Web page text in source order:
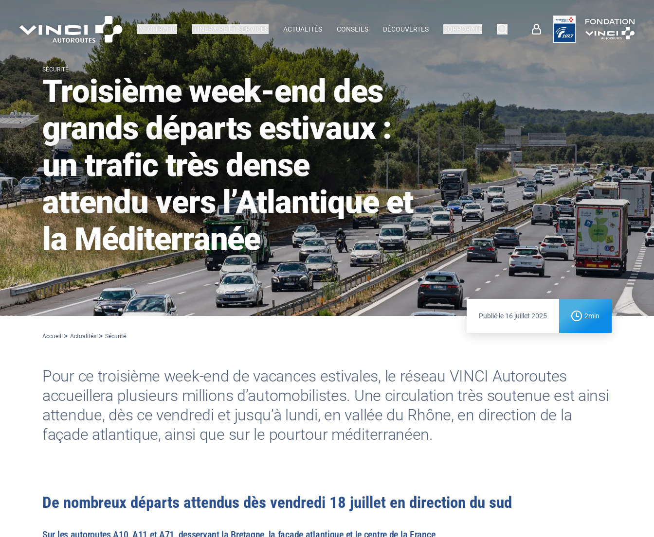
INFO TRAFIC ITINÉRAIRE ET SERVICES ACTUALITÉS CONSEILS DÉCOUVERTES CORPORATE
SÉCURITÉ
Troisième week-end des
grands départs estivaux :
un trafic très dense
attendu vers l’Atlantique et
la Méditerranée
Publié le 16 juillet 2025 2min
Accueil Actualités Sécurité
Pour ce troisième week-end de vacances estivales, le réseau VINCI Autoroutes
accueillera plusieurs millions d’automobilistes. Une circulation très soutenue est ainsi
attendue, dès ce vendredi et jusqu’à lundi, en vallée du Rhône, en direction de la
façade atlantique, ainsi que sur le pourtour méditerranéen.
De nombreux départs attendus dès vendredi 18 juillet en direction du sud
Sur les autoroutes A10, A11 et A71, desservant la Bretagne, la façade atlantique et le centre de la France